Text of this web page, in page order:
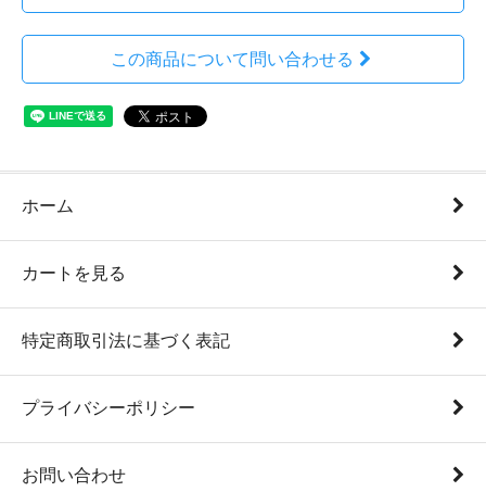
この商品について問い合わせる
ホーム
カートを見る
特定商取引法に基づく表記
プライバシーポリシー
お問い合わせ